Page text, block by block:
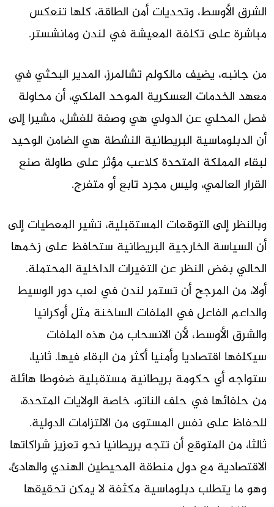
الشرق الأوسط، وتحديات أمن الطاقة، كلها تنعكس
مباشرة على تكلفة المعيشة في لندن ومانشستر.
من جانبه، يضيف مالكولم تشالمرز، المدير البحثي في
معهد الخدمات العسكرية الموحد الملكي، أن محاولة
فصل المحلي عن الدولي هي وصفة للفشل، مشيرا إلى
أن الدبلوماسية البريطانية النشطة هي الضامن الوحيد
لبقاء المملكة المتحدة كلاعب مؤثر على طاولة صنع
القرار العالمي، وليس مجرد تابع أو متفرج.
وبالنظر إلى التوقعات المستقبلية، تشير المعطيات إلى
أن السياسة الخارجية البريطانية ستحافظ على زخمها
الحالي بغض النظر عن التغيرات الداخلية المحتملة.
أولا، من المرجح أن تستمر لندن في لعب دور الوسيط
والداعم الفاعل في الملفات الساخنة مثل أوكرانيا
والشرق الأوسط، لأن الانسحاب من هذه الملفات
سيكلفها اقتصاديا وأمنيا أكثر من البقاء فيها. ثانيا،
ستواجه أي حكومة بريطانية مستقبلية ضغوطا هائلة
من حلفائها في حلف الناتو، خاصة الولايات المتحدة،
للحفاظ على نفس المستوى من الالتزامات الدولية.
ثالثا، من المتوقع أن تتجه بريطانيا نحو تعزيز شراكاتها
الاقتصادية مع دول منطقة المحيطين الهندي والهادئ،
وهو ما يتطلب دبلوماسية مكثفة لا يمكن تحقيقها